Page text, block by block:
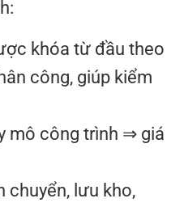
khóa từ đầu theo
công, giúp kiểm
mô công trình ⇒ giá
chuyển, lưu kho,